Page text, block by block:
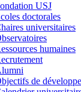
USJ
doctorales
universitaires
humaines
de